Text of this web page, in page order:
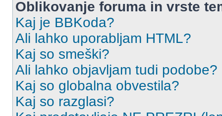
Oblikovanje foruma in vrste
Kaj je BBKoda?
Ali lahko uporabljam HTML?
Kaj so smeški?
Ali lahko objavljam tudi podobe?
Kaj so globalna obvestila?
Kaj so razglasi?